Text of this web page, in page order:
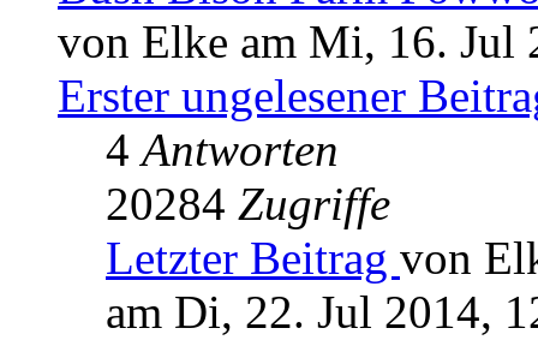
von Elke am Mi, 16. Jul
Erster ungelesener
4Antworten
20284 Zugriffe
Letzter Beitrag von
am Di, 22. Jul 2014,